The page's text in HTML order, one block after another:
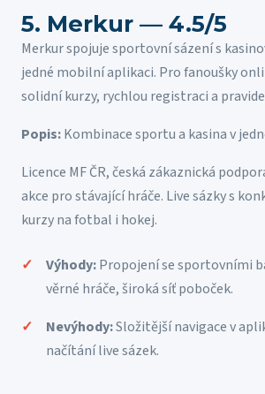
5. Merkur — 4.5/5
Merkur spojuje sportovní sázení s
jedné mobilní aplikaci. Pro fanoušky
solidní kurzy, rychlou registraci a
Popis:Kombinace sportu a kasina v
Licence MF ČR, česká zákaznická
akce pro stávající hráče. Live sázky s
kurzy na fotbal i hokej.
Výhody:Propojení se sportovními
věrné hráče, široká síť poboček.
Nevýhody:Složitější navigace v
načítání live sázek.